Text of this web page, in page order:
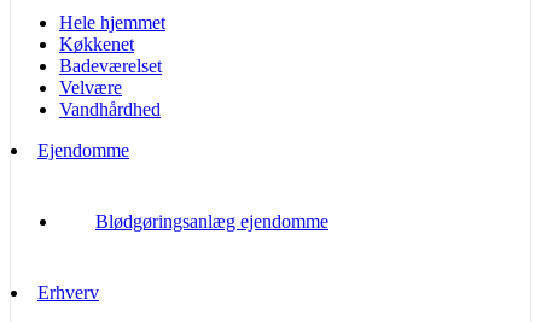
Hele hjemmet
Køkkenet
Badeværelset
Velvære
Vandhårdhed
Ejendomme
Blødgøringsanlæg ejendomme
Erhverv